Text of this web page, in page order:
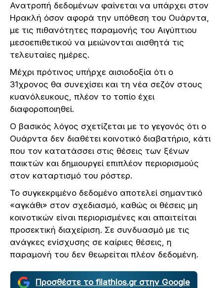
Ανατροπή δεδομένων φαίνεται να υπάρχει στον
Ηρακλή όσον αφορά την υπόθεση του Ουάρντα,
με τις πιθανότητες παραμονής του Αιγύπτιου
μεσοεπιθετικού να μειώνονται αισθητά τις
τελευταίες ημέρες.
Μέχρι πρότινος υπήρχε αισιοδοξία ότι ο
31χρονος θα συνεχίσει και τη νέα σεζόν στους
κυανόλευκους, πλέον το τοπίο έχει
διαφοροποιηθεί.
Ο βασικός λόγος σχετίζεται με το γεγονός ότι ο
Ουάρντα δεν διαθέτει κοινοτικό διαβατήριο, κάτι
που τον κατατάσσει στις θέσεις των ξένων
παικτών και δημιουργεί επιπλέον περιορισμούς
στον καταρτισμό του ρόστερ.
Το συγκεκριμένο δεδομένο αποτελεί σημαντικό
«αγκάθι» στον σχεδιασμό, καθώς οι θέσεις μη
κοινοτικών είναι περιορισμένες και απαιτείται
προσεκτική διαχείριση. Σε συνδυασμό με τις
ανάγκες ενίσχυσης σε καίριες θέσεις, η
παραμονή του δεν θεωρείται πλέον δεδομένη.
Προσθέστε το filathlos.gr στην Google